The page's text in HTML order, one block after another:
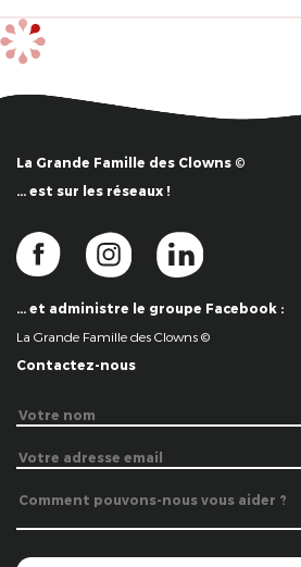
La Grande Famille des Clowns ©
… est sur les réseaux !
… et administre le groupe Facebook :
La Grande Famille des Clowns ©
Contactez-nous